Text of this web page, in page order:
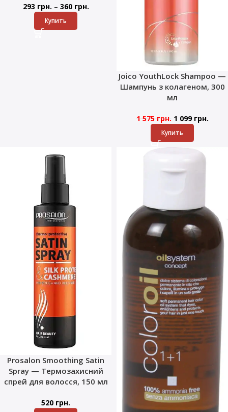
293 грн. – 360 грн.
Купить
Joico YouthLock Shampoo —
Шампунь з колагеном, 300
мл
1 575грн. 1 099 грн.
Купить
Prosalon Smoothing Satin
Spray — Термозахисний
спрей для волосся, 150 мл
520 грн.